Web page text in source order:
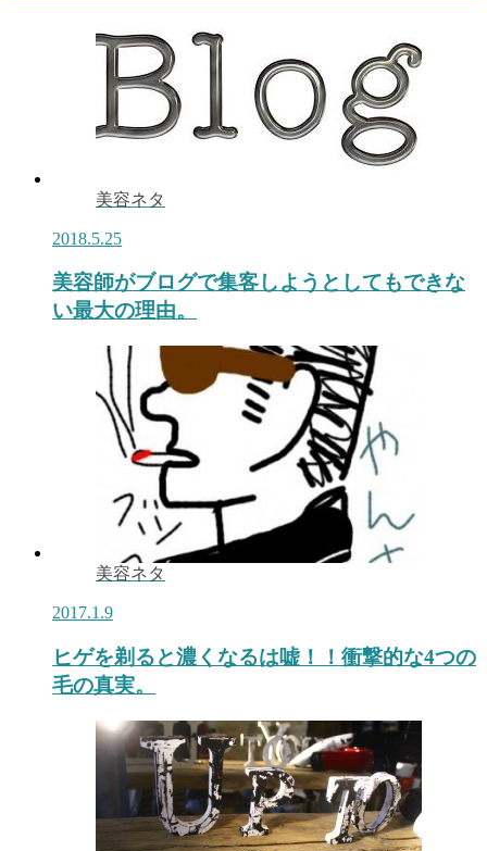
美容ネタ
2018.5.25
美容師がブログで集客しようとしてもできな
い最大の理由。
美容ネタ
2017.1.9
ヒゲを剃ると濃くなるは嘘！！衝撃的な4つの
毛の真実。